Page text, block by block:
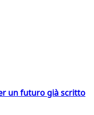
un futuro già scritto